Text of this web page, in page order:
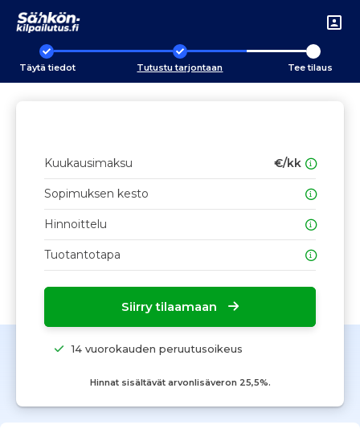
Täytä tiedot Tutustu tarjontaan Tee tilaus
Kuukausimaksu €/kk
Sopimuksen kesto
Hinnoittelu
Tuotantotapa
Siirry tilaamaan
14 vuorokauden peruutusoikeus
Hinnat sisältävät arvonlisäveron 25,5%.